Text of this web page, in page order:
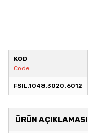
KOD
Code
FSIL.1048.3020.6012
ÜRÜN AÇIKLAMASI